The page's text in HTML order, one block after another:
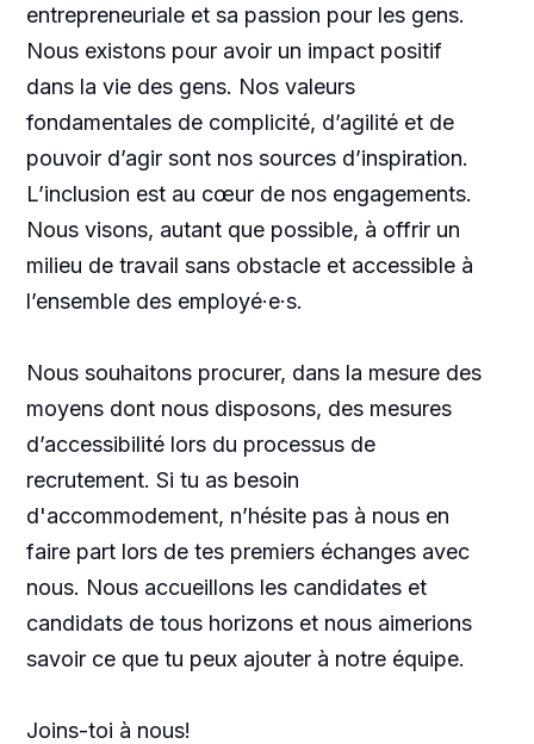
entrepreneuriale et sa passion pour les gens.
Nous existons pour avoir un impact positif
dans la vie des gens. Nos valeurs
fondamentales de complicité, d’agilité et de
pouvoir d’agir sont nos sources d’inspiration.
L’inclusion est au cœur de nos engagements.
Nous visons, autant que possible, à offrir un
milieu de travail sans obstacle et accessible à
l’ensemble des employé·e·s.
Nous souhaitons procurer, dans la mesure des
moyens dont nous disposons, des mesures
d’accessibilité lors du processus de
recrutement. Si tu as besoin
d'accommodement, n’hésite pas à nous en
faire part lors de tes premiers échanges avec
nous. Nous accueillons les candidates et
candidats de tous horizons et nous aimerions
savoir ce que tu peux ajouter à notre équipe.
Joins-toi à nous!